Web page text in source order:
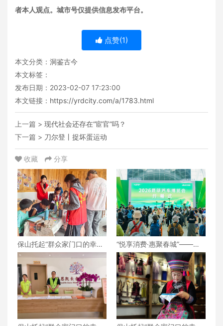
者本人观点。城市号仅提供信息发布平台。
点赞(1)
本文分类： 洞鉴古今
本文标签：
发布日期：2023-02-07 17:23:00
本文链接： https://yrdcity.com/a/1783.html
上一篇 > 现代社会还存在“宦官”吗？
下一篇 > 刀尔登丨捉坏蛋运动
收藏 分享
保山托起“群众家门口的幸
福”（6）‖腾冲猴桥镇：家门
口的“火塘会”，激活边疆治
理“神经末梢”
“悦享消费·惠聚春城”——
2026昆明汽车博览会盛大开
幕